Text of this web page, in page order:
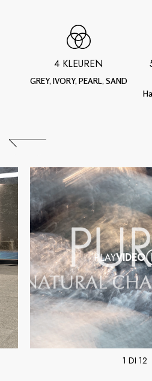
4 KLEUREN
GREY, IVORY, PEARL, SAND
PLAYVIDEO
1 DI 12